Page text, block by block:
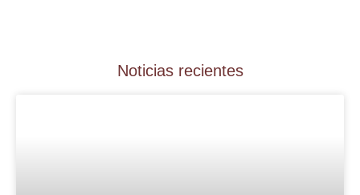
Noticias recientes